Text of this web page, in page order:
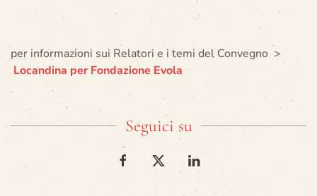
per informazioni sui Relatori e i temi del Convegno >
Locandina per Fondazione Evola
Seguici su